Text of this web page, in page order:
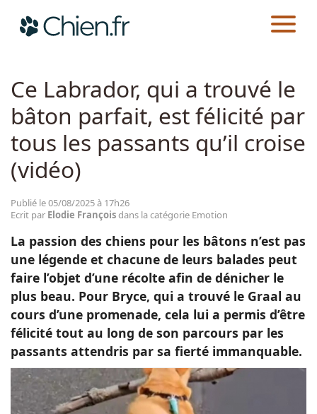
Races
CHIEN.FR ACTUALITÉS
Ce Labrador, qui a trouvé le
bâton parfait, est félicité par
tous les passants qu’il croise
(vidéo)
Publié le 05/08/2025 à 17h26
Ecrit par Elodie Françoisdans la catégorie Emotion
La passion des chiens pour les bâtons n’est pas
une légende et chacune de leurs balades peut
faire l’objet d’une récolte afin de dénicher le
plus beau. Pour Bryce, qui a trouvé le Graal au
cours d’une promenade, cela lui a permis d’être
félicité tout au long de son parcours par les
passants attendris par sa fierté immanquable.